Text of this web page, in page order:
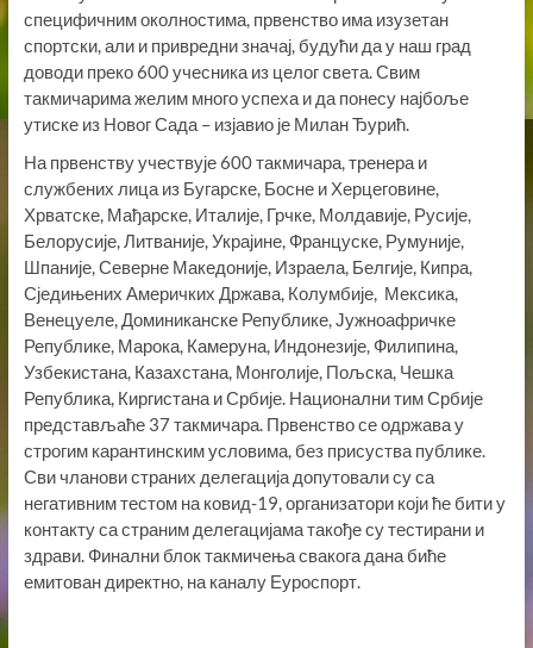
специфичним околностима, првенство има изузетан
спортски, али и привредни значај, будући да у наш град
доводи преко 600 учесника из целог света. Свим
такмичарима желим много успеха и да понесу најбоље
утиске из Новог Сада – изјавио је Милан Ђурић.
На првенству учествује 600 такмичара, тренера и
службених лица из Бугарске, Босне и Херцеговине,
Хрватске, Мађарске, Италије, Грчке, Молдавије, Русије,
Белорусије, Литваније, Украјине, Француске, Румуније,
Шпаније, Северне Македоније, Израела, Белгије, Кипра,
Сједињених Америчких Држава, Колумбије, Мексика,
Венецуеле, Доминиканске Републике, Јужноафричке
Републике, Марока, Камеруна, Индонезије, Филипина,
Узбекистана, Казахстана, Монголије, Пољска, Чешка
Република, Киргистана и Србије. Национални тим Србије
представљаће 37 такмичара. Првенство се одржава у
строгим карантинским условима, без присуства публике.
Сви чланови страних делегација допутовали су са
негативним тестом на ковид-19, организатори који ће бити у
контакту са страним делегацијама такође су тестирани и
здрави. Финални блок такмичења свакога дана биће
емитован директно, на каналу Еуроспорт.